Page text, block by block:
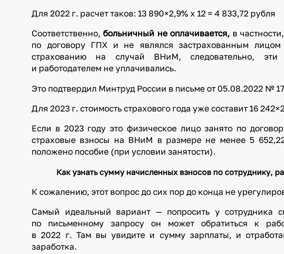
Для 2022 г. расчет таков: 13 890×2,9% х 12 = 4 833,72 рубля
Соответственно,больничный не оплачивается, в
по договору ГПХ и не являлся застрахованным лицом
страхованию на случай ВНиМ, следовательно,
и работодателем не уплачивались.
Это подтвердил Минтруд России в письме от 05.08.2022 №
Для 2023 г. стоимость страхового года уже составит 16
Если в 2023 году это физическое лицо занято по
страховые взносы на ВНиМ в размере не менее 5
положено пособие (при условии занятости).
Как узнать сумму начисленных взносов по сотруднику,
К сожалению, этот вопрос до сих пор до конца не
Самый идеальный вариант — попросить у сотрудника
по письменному запросу он может обратиться к
в 2022 г. Там вы увидите и сумму зарплаты, и
заработка.